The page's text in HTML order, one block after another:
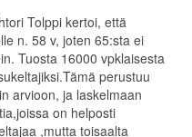
Tolppi kertoi, että
n. 58 v, joten 65:sta ei
Tuosta 16000 vpklaisesta
perustuu
arvioon, ja laskelmaan
on helposti
,mutta toisaalta